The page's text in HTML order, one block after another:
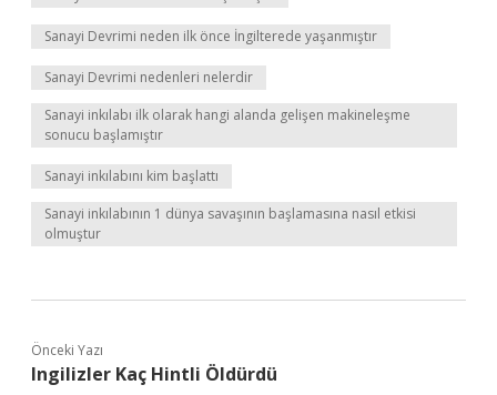
Sanayi Devrimi neden ilk önce İngilterede yaşanmıştır
Sanayi Devrimi nedenleri nelerdir
Sanayi inkılabı ilk olarak hangi alanda gelişen makineleşme
sonucu başlamıştır
Sanayi inkılabını kim başlattı
Sanayi inkılabının 1 dünya savaşının başlamasına nasıl etkisi
olmuştur
Önceki Yazı
Ingilizler Kaç Hintli Öldürdü